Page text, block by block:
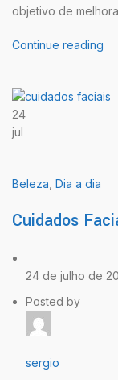
objetivo de
Continue reading
24
jul
Beleza Dia a dia
Cuidados
24 de julho de
Posted by
sergio